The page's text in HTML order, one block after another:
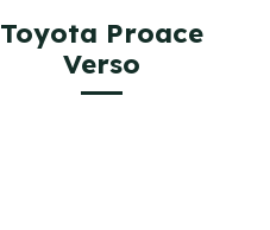
Toyota Proace
Verso